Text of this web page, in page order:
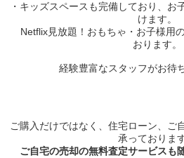
・キッズスペースも完備しており、お
けます。
Netflix見放題！おもちゃ・お子様用
おります。
経験豊富なスタッフがお待
ご購入だけではなく、住宅ローン、ご
承っておりま
ご自宅の売却の無料査定サービスも